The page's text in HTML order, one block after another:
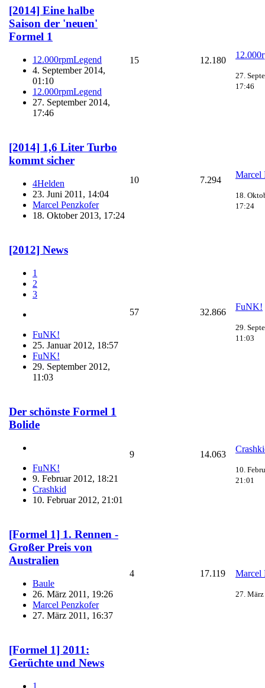
[2014] Eine halbe
Saison der 'neuen'
Formel 1
12.000rpmLegend
4. September 2014,
01:10
12.000rpmLegend
27. September 2014,
17:46
15 12.180
27.
17:46
[2014] 1,6 Liter Turbo
kommt sicher
4Helden
23. Juni 2011, 14:04
Marcel Penzkofer
18. Oktober 2013, 17:24
10 7.294
Marcel
18.
17:24
[2012] News
1
2
3
FuNK!
25. Januar 2012, 18:57
FuNK!
29. September 2012,
11:03
57 32.866
FuNK!
29.
11:03
Der schönste Formel 1
Bolide
FuNK!
9. Februar 2012, 18:21
Crashkid
10. Februar 2012, 21:01
9 14.063
10.
21:01
[Formel 1] 1. Rennen -
Großer Preis von
Australien
Baule
26. März 2011, 19:26
Marcel Penzkofer
27. März 2011, 16:37
4 17.119 Marcel
27.
[Formel 1] 2011:
Gerüchte und News
1